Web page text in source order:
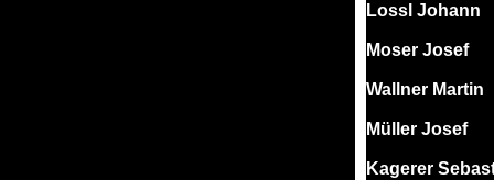
Lossl Johann
Moser Josef
Wallner Martin
Müller Josef
Kagerer